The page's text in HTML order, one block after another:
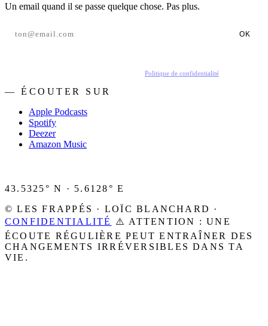
Un email quand il se passe quelque chose. Pas plus.
OK
Politique de confidentialité
— ÉCOUTER SUR
Apple Podcasts
Spotify
Deezer
Amazon Music
43.5325° N · 5.6128° E
© LES FRAPPÉS · LOÏC BLANCHARD ·
CONFIDENTIALITÉ
⚠️ ATTENTION : UNE
ÉCOUTE RÉGULIÈRE PEUT ENTRAÎNER DES
CHANGEMENTS IRRÉVERSIBLES DANS TA
VIE.